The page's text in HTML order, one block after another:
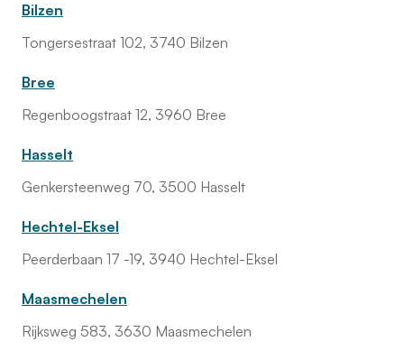
Bilzen
Tongersestraat 102, 3740 Bilzen
Bree
Regenboogstraat 12, 3960 Bree
Hasselt
Genkersteenweg 70, 3500 Hasselt
Hechtel-Eksel
Peerderbaan 17 -19, 3940 Hechtel-Eksel
Maasmechelen
Rijksweg 583, 3630 Maasmechelen